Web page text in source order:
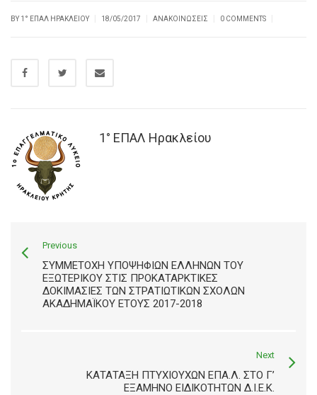
BY1° ΕΠΑΛ ΗΡΑΚΛΕΊΟΥ 18/05/2017 ΑΝΑΚΟΙΝΏΣΕΙΣ 0 COMMENTS
1° ΕΠΑΛ Ηρακλείου
Previous
ΣΥΜΜΕΤΟΧΉ ΥΠΟΨΗΦΊΩΝ ΕΛΛΉΝΩΝ ΤΟΥ
ΕΞΩΤΕΡΙΚΟΎ ΣΤΙΣ ΠΡΟΚΑΤΑΡΚΤΙΚΈΣ
ΔΟΚΙΜΑΣΊΕΣ ΤΩΝ ΣΤΡΑΤΙΩΤΙΚΏΝ ΣΧΟΛΏΝ
ΑΚΑΔΗΜΑΪΚΟΎ ΈΤΟΥΣ 2017-2018
Next
ΚΑΤΆΤΑΞΗ ΠΤΥΧΙΟΎΧΩΝ ΕΠΑ.Λ. ΣΤΟ Γ’
ΕΞΆΜΗΝΟ ΕΙΔΙΚΟΤΉΤΩΝ Δ.Ι.Ε.Κ.